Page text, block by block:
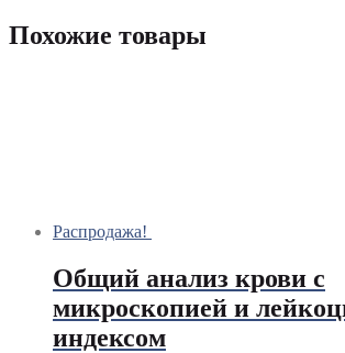
Похожие товары
Распродажа!
Общий анализ крови с
микроскопией и
индексом